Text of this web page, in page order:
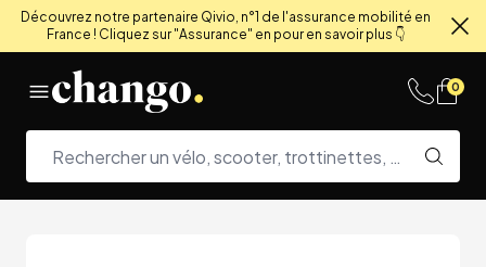
Découvrez notre partenaire Qivio, n°1 de l'assurance mobilité en
France ! Cliquez sur "Assurance" en pour en savoir plus 👇
0